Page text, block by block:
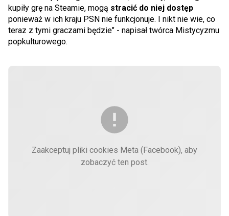
kupiły grę na Steamie, mogą stracić do niej dostęp
ponieważ w ich kraju PSN nie funkcjonuje. I nikt nie wie, co
teraz z tymi graczami będzie" - napisał twórca Mistycyzmu
popkulturowego.
Zaakceptuj pliki cookies Meta (Facebook), aby
zobaczyć ten post.